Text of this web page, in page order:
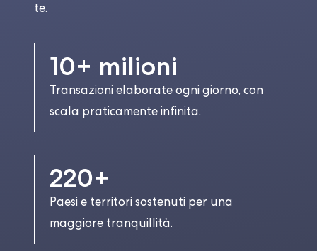
te.
10+ milioni
Transazioni elaborate ogni giorno, con
scala praticamente infinita.
220+
Paesi e territori sostenuti per una
maggiore tranquillità.